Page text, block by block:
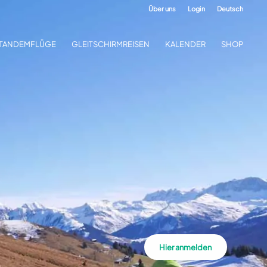
Hier anmelden
Über uns Login Deutsch
GLEITSCHIRMREISEN KALENDER SHOP